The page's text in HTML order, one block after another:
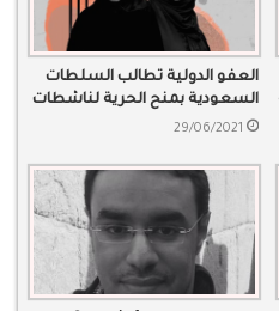
العفو الدولية تطالب السلطات
السعودية بمنح الحرية لناشطات
مفرج عنهن
29/06/2021